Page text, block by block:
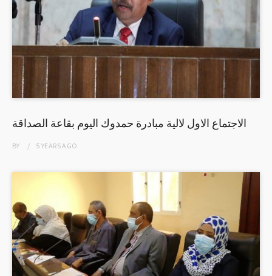
الاجتماع الاول لالية مبادرة حمدوك اليوم بقاعة الصداقة
BY 5 YEARSAGO